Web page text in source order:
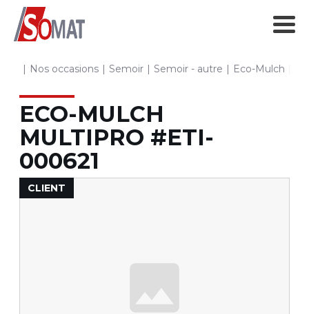
Nos occasions Semoir Semoir - autre Eco-Mulch
ECO-MULCH
MULTIPRO #ETI-
000621
CLIENT